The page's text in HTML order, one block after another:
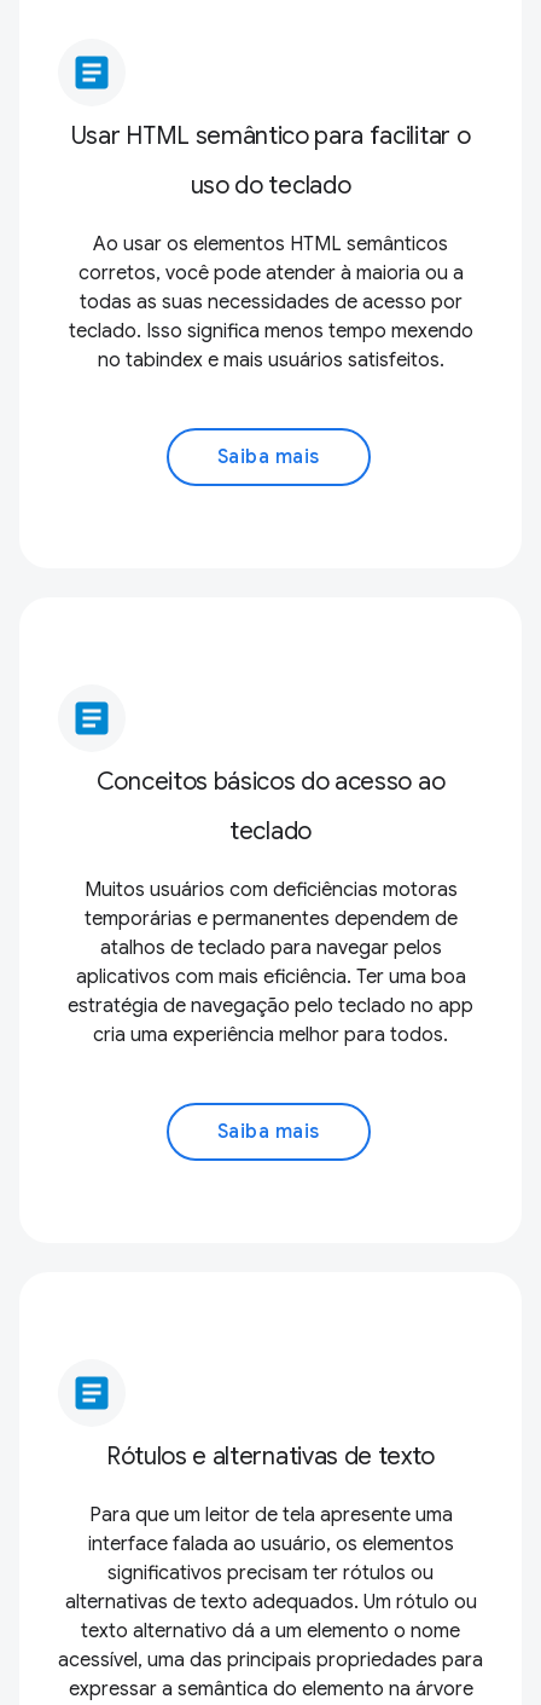
article
Usar HTML semântico para facilitar o
uso do teclado
Ao usar os elementos HTML semânticos
corretos, você pode atender à maioria ou a
todas as suas necessidades de acesso por
teclado. Isso significa menos tempo mexendo
no tabindex e mais usuários satisfeitos.
Saiba mais
article
Conceitos básicos do acesso ao
teclado
Muitos usuários com deficiências motoras
temporárias e permanentes dependem de
atalhos de teclado para navegar pelos
aplicativos com mais eficiência. Ter uma boa
estratégia de navegação pelo teclado no app
cria uma experiência melhor para todos.
Saiba mais
article
Rótulos e alternativas de texto
Para que um leitor de tela apresente uma
interface falada ao usuário, os elementos
significativos precisam ter rótulos ou
alternativas de texto adequados. Um rótulo ou
texto alternativo dá a um elemento o nome
acessível, uma das principais propriedades para
expressar a semântica do elemento na árvore